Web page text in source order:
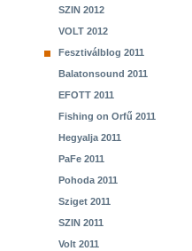
SZIN 2012
VOLT 2012
Fesztiválblog 2011
Balatonsound 2011
EFOTT 2011
Fishing on Orfű 2011
Hegyalja 2011
PaFe 2011
Pohoda 2011
Sziget 2011
SZIN 2011
Volt 2011